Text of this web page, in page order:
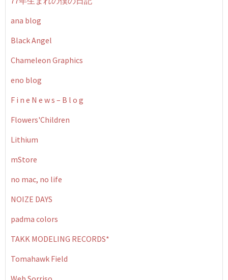
ana blog
Black Angel
Chameleon Graphics
eno blog
F i n e N e w s – B l o g
Flowers'Children
Lithium
mStore
no mac, no life
NOIZE DAYS
padma colors
TAKK MODELING RECORDS*
Tomahawk Field